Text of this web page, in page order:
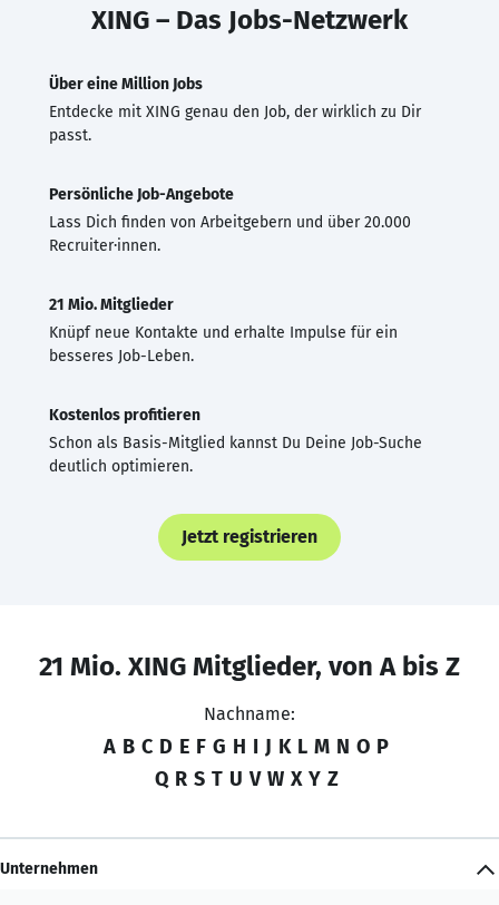
XING – Das Jobs-Netzwerk
Über eine Million Jobs
Entdecke mit XING genau den Job, der wirklich zu Dir
passt.
Persönliche Job-Angebote
Lass Dich finden von Arbeitgebern und über 20.000
Recruiter·innen.
21 Mio. Mitglieder
Knüpf neue Kontakte und erhalte Impulse für ein
besseres Job-Leben.
Kostenlos profitieren
Schon als Basis-Mitglied kannst Du Deine Job-Suche
deutlich optimieren.
Jetzt registrieren
21 Mio. XING Mitglieder, von A bis Z
Nachname:
A B C D E F G H I J K L M N O P
Q R S T U V W X Y Z
Unternehmen